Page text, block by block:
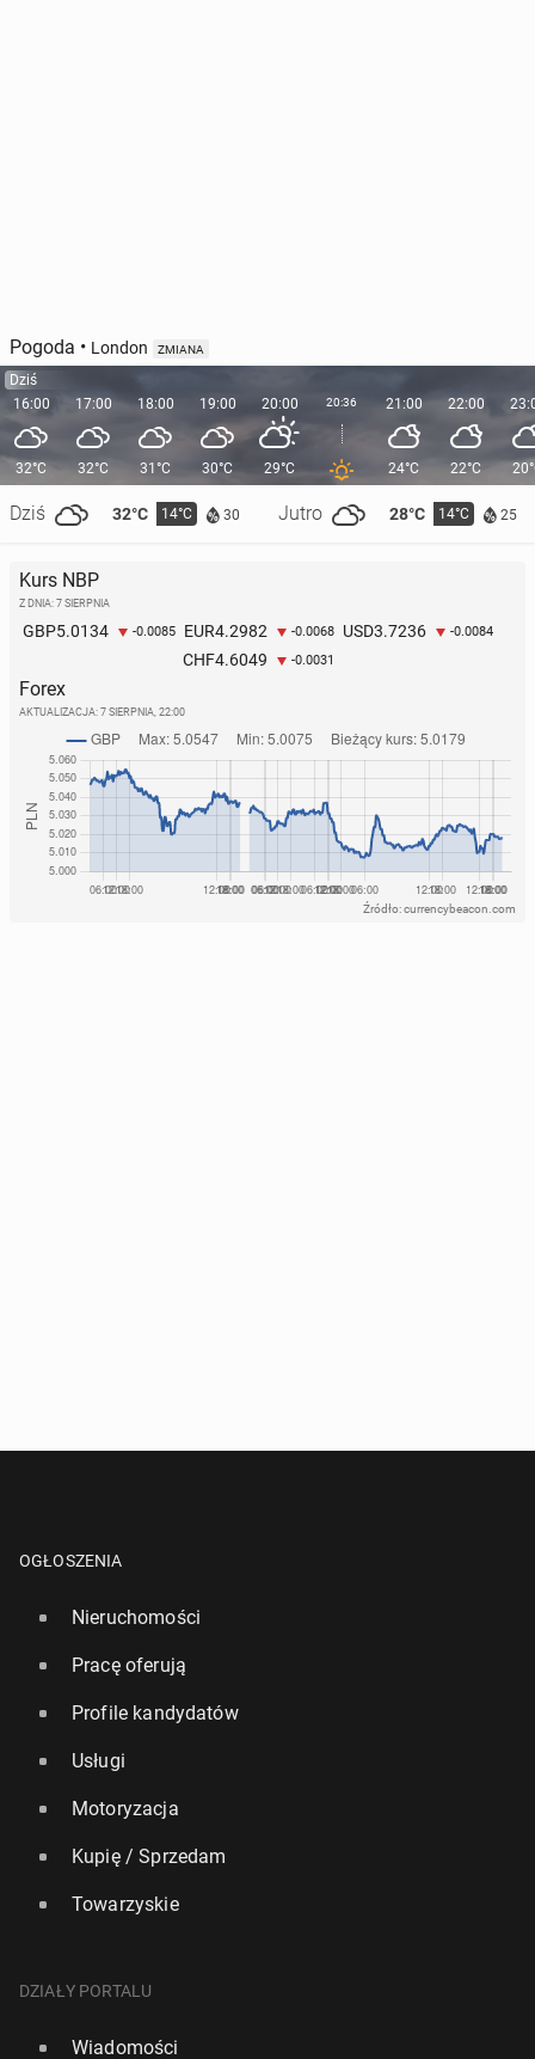
Pogoda • London ZMIANA
Dziś
16:00
32°C
Dziś 32°C 14°C 30 Jutro 28°C 14°C 25
17:00
32°C
18:00
31°C
19:00
30°C
20:00
29°C
20:36 21:00
24°C
22:00
22°C
Kurs NBP
Z DNIA: 7 SIERPNIA
GBP5.0134 -0.0085 EUR4.2982 -0.0068 USD3.7236 -0.0084
CHF4.6049 -0.0031
Forex
AKTUALIZACJA: 7 SIERPNIA, 22:00
Źródło: currencybeacon.com
OGŁOSZENIA
Nieruchomości
Pracę oferują
Profile kandydatów
Usługi
Motoryzacja
Kupię / Sprzedam
Towarzyskie
DZIAŁY PORTALU
Wiadomości